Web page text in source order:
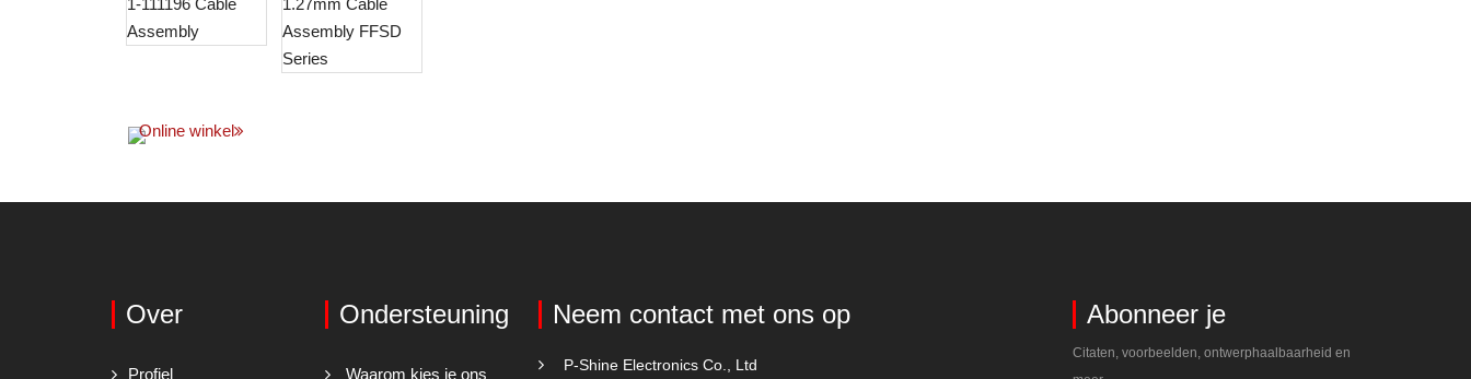
Online winkel
Over
Profiel
Ondersteuning
Waarom kies je ons
Neem contact met ons op
P-Shine Electronics Co., Ltd
Abonneer je
Citaten, voorbeelden, ontwerphaalbaarheid en